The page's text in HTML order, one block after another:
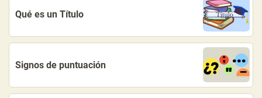
Qué es un Título
Signos de puntuación